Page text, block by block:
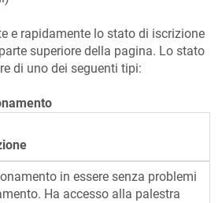
e rapidamente lo stato di iscrizione
superiore della pagina. Lo stato
di uno dei seguenti tipi:
in essere senza problemi
Ha accesso alla palestra